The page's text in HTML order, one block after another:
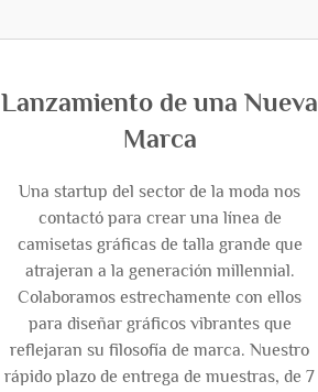
Lanzamiento de una Nueva
Marca
Una startup del sector de la moda nos
contactó para crear una línea de
camisetas gráficas de talla grande que
atrajeran a la generación millennial.
Colaboramos estrechamente con ellos
para diseñar gráficos vibrantes que
reflejaran su filosofía de marca. Nuestro
rápido plazo de entrega de muestras, de 7